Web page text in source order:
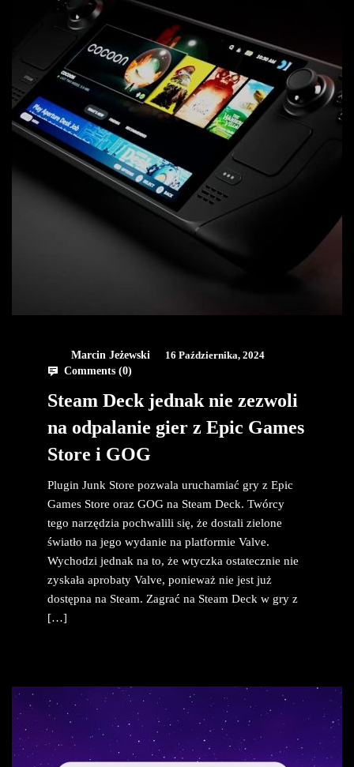
Marcin Jeżewski
16 Października, 2024
Comments (0)
Steam Deck jednak nie zezwoli
na odpalanie gier z Epic Games
Store i GOG
Plugin Junk Store pozwala uruchamiać gry z Epic
Games Store oraz GOG na Steam Deck. Twórcy
tego narzędzia pochwalili się, że dostali zielone
światło na jego wydanie na platformie Valve.
Wychodzi jednak na to, że wtyczka ostatecznie nie
zyskała aprobaty Valve, ponieważ nie jest już
dostępna na Steam. Zagrać na Steam Deck w gry z
[…]